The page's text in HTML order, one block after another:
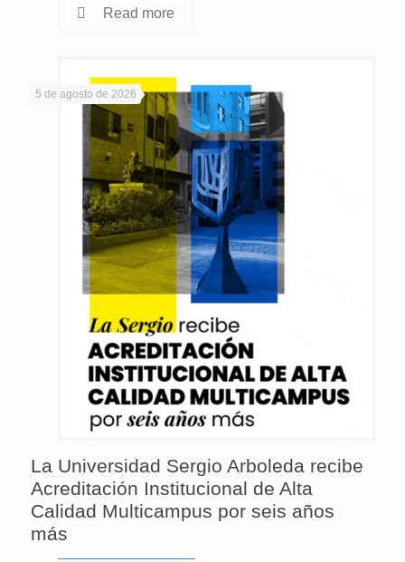
Read more
5 de agosto de 2026
La Universidad Sergio Arboleda recibe
Acreditación Institucional de Alta
Calidad Multicampus por seis años
más